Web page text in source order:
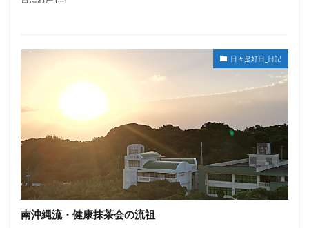
日々是好日_日記
南沖縄流・健康抹茶会の流祖